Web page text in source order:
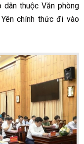
thuộc Văn phòng
chính thức đi vào